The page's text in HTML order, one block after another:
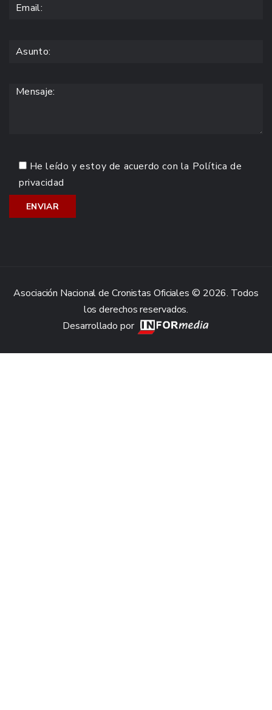
He leído y estoy de acuerdo con la Política de
privacidad
Asociación Nacional de Cronistas Oficiales © 2026. Todos
los derechos reservados.
Desarrollado por